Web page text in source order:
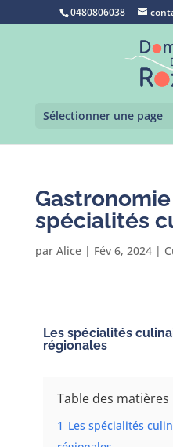
0480806038
Sélectionner une page
spécialités
par Alice| Fév 6, 2024|
Les spécialités
régionales
Table des matières
1 Les spécialités